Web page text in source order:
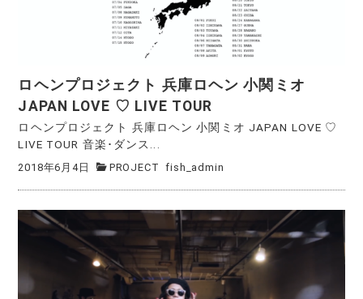
ロヘンプロジェクト 兵庫ロヘン 小関ミオ
JAPAN LOVE ♡ LIVE TOUR
ロヘンプロジェクト 兵庫ロヘン 小関ミオ JAPAN LOVE ♡
LIVE TOUR 音楽･ダンス...
2018年6月4日 PROJECT fish_admin